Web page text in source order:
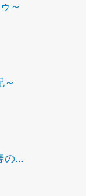
～
～
の...